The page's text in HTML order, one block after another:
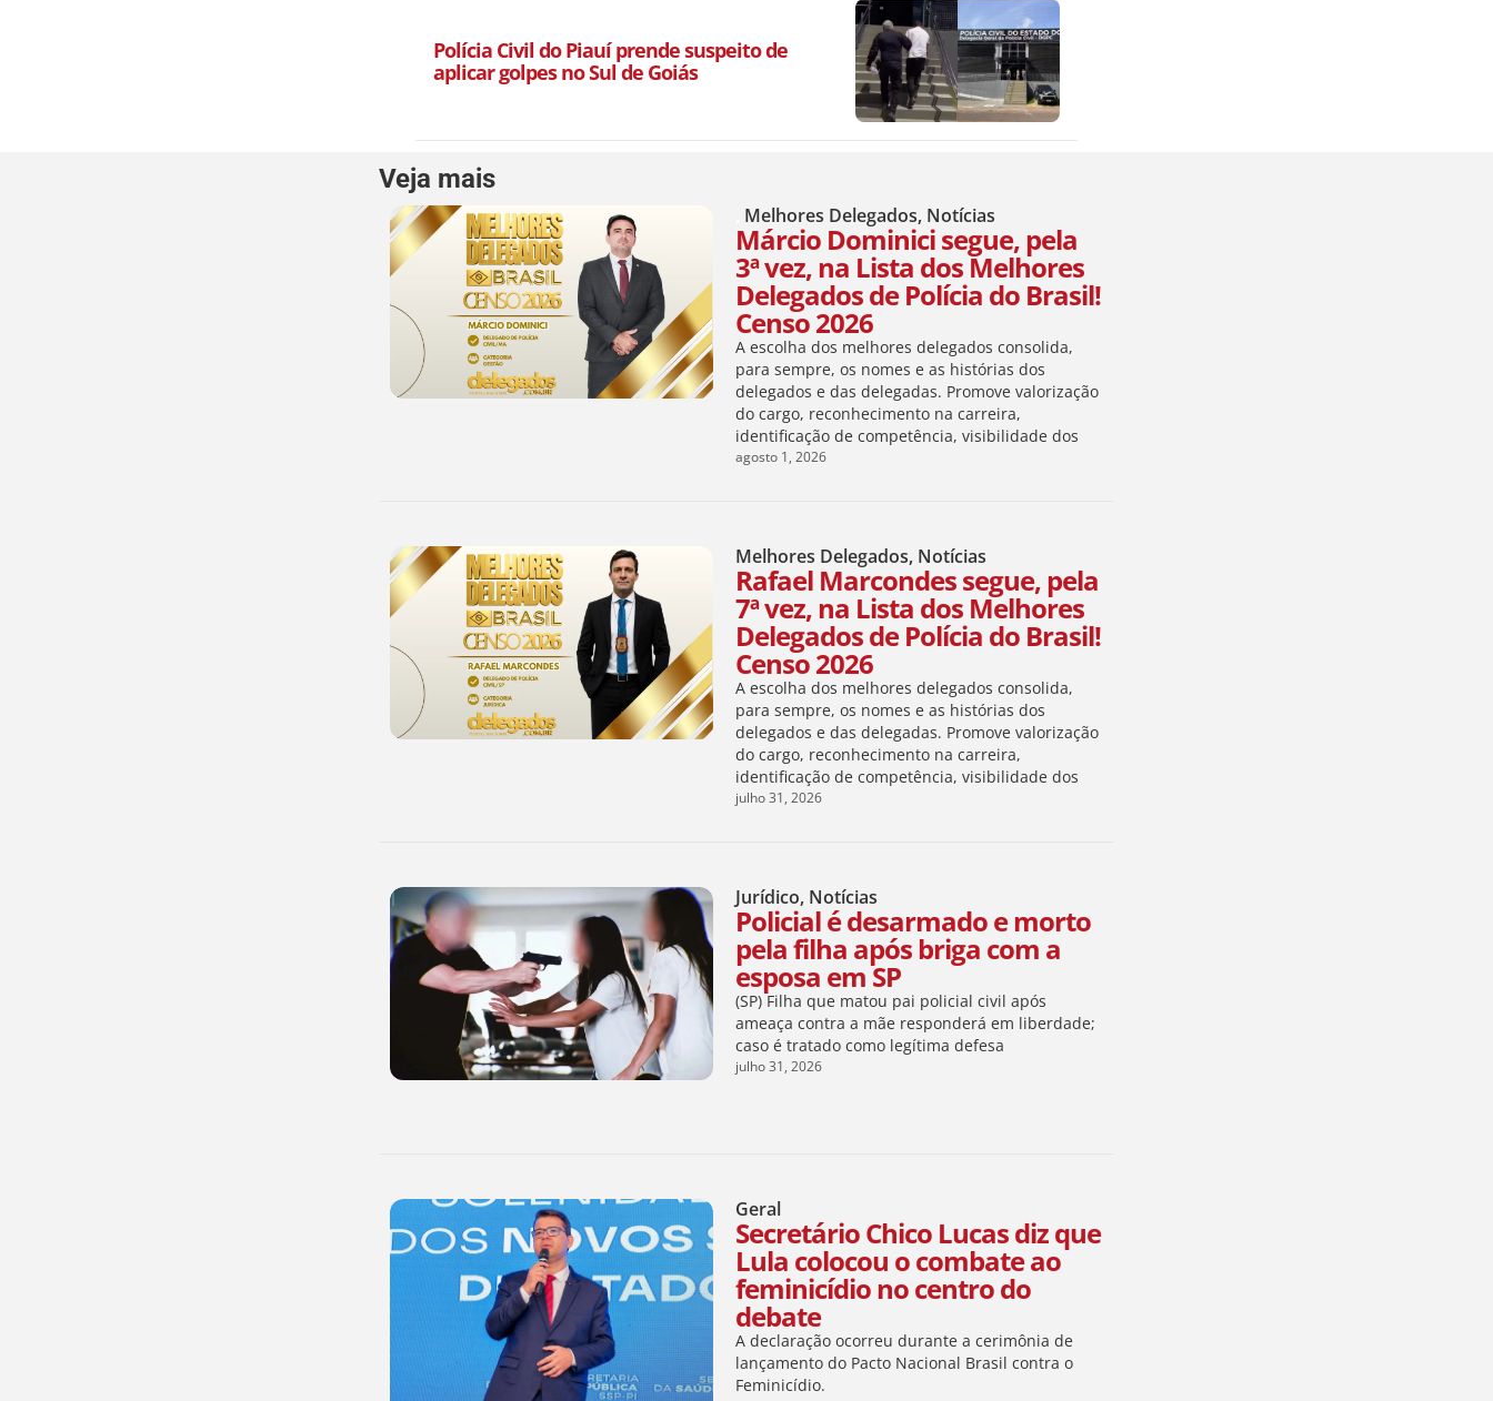
Polícia Civil do Piauí prende suspeito de
aplicar golpes no Sul de Goiás
Veja mais
Melhores Delegados, Notícias
Márcio Dominici segue, pela
3ª vez, na Lista dos Melhores
Delegados de Polícia do Brasil!
Censo 2026
A escolha dos melhores delegados consolida,
para sempre, os nomes e as histórias dos
delegados e das delegadas. Promove valorização
do cargo, reconhecimento na carreira,
identificação de competência, visibilidade dos
agosto 1, 2026
Melhores Delegados, Notícias
Rafael Marcondes segue, pela
7ª vez, na Lista dos Melhores
Delegados de Polícia do Brasil!
Censo 2026
A escolha dos melhores delegados consolida,
para sempre, os nomes e as histórias dos
delegados e das delegadas. Promove valorização
do cargo, reconhecimento na carreira,
identificação de competência, visibilidade dos
julho 31, 2026
Jurídico, Notícias
Policial é desarmado e morto
pela filha após briga com a
esposa em SP
(SP) Filha que matou pai policial civil após
ameaça contra a mãe responderá em liberdade;
caso é tratado como legítima defesa
julho 31, 2026
Geral
Secretário Chico Lucas diz que
Lula colocou o combate ao
feminicídio no centro do
debate
A declaração ocorreu durante a cerimônia de
lançamento do Pacto Nacional Brasil contra o
Feminicídio.